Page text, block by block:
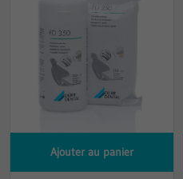
Ajouter au panier